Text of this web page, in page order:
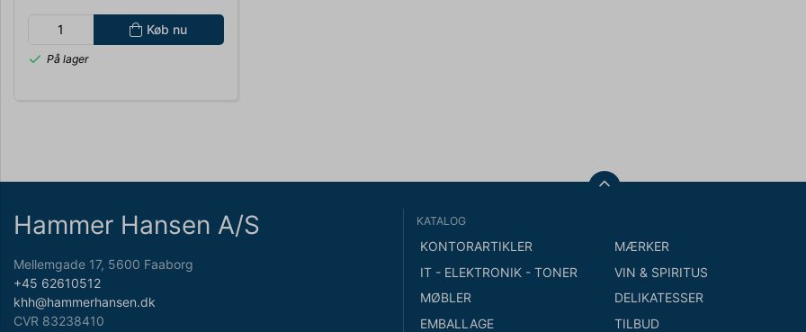
Køb nu
På lager
Hammer Hansen A/S
Mellemgade 17, 5600 Faaborg
+45 62610512
khh@hammerhansen.dk
CVR 83238410
KATALOG
KONTORARTIKLER
IT - ELEKTRONIK - TONER
MØBLER
EMBALLAGE
MÆRKER
VIN & SPIRITUS
DELIKATESSER
TILBUD